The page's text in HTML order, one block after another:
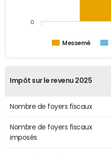
Messemé
0
Impôt sur le revenu 2025
Nombre de foyers fiscaux
Nombre de foyers fiscaux
imposés